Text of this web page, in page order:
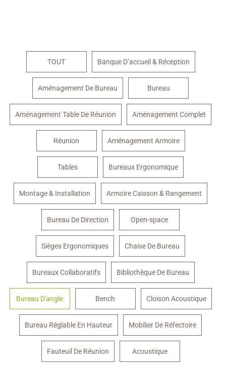
TOUT Banque D’accueil & Réception
Aménagement De Bureau Bureau
Aménagement Table De Réunion Aménagement Complet
Réunion Aménagement Armoire
Tables Bureaux Ergonomique
Montage & Installation Armoire Caisson & Rangement
Bureau De Direction Open-space
Sièges Ergonomiques Chaise De Bureau
Bureaux Collaboratifs Bibliothèque De Bureau
Bureau D'angle Bench Cloison Acoustique
Bureau Réglable En Hauteur Mobilier De Réfectoire
Fauteuil De Réunion Acoustique